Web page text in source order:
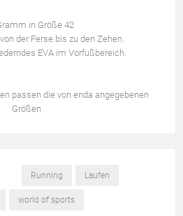
in Größe 42
der Ferse bis zu den Zehen.
EVA im Vorfußbereich.
passen die von enda angegebenen
Größen
Running Laufen
world of sports